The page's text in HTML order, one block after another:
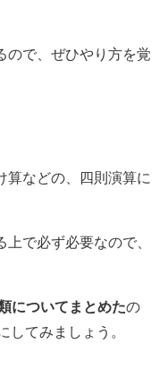
ので、ぜひやり方を覚
算などの、四則演算に
で必ず必要なので、
についてまとめたの
てみましょう。